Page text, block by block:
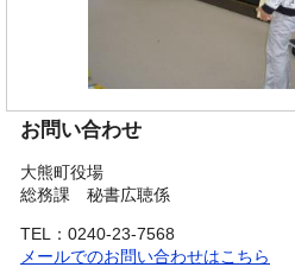
お問い合わせ
大熊町役場
総務課 秘書広聴係
TEL：0240-23-7568
メールでのお問い合わせはこちら